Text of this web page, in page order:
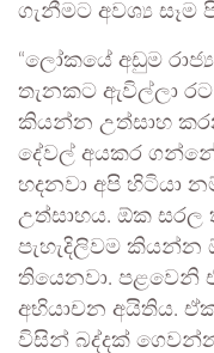
ගැනීමට අවශ්‍ය සෑම
“ලෝකයේ අඩුම
තැනකට ඇවිල්ලා
කියන්න උත්සාහ
දේවල් අයකර
හදනවා අපි හිටියා
උත්සාහය. ඕක සරල
පැහැදිලිවම කියන්න
තියෙනවා. පළවෙනි
අභියාචන අයිතිය.
විසින් බද්දක්